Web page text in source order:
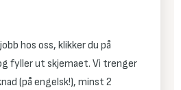
hos oss, klikker du på
fyller ut skjemaet. Vi trenger
(på engelsk!), minst 2